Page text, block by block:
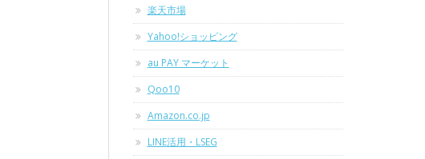
楽天市場
Yahoo!ショッピング
au PAY マーケット
Qoo10
Amazon.co.jp
LINE活用・LSEG